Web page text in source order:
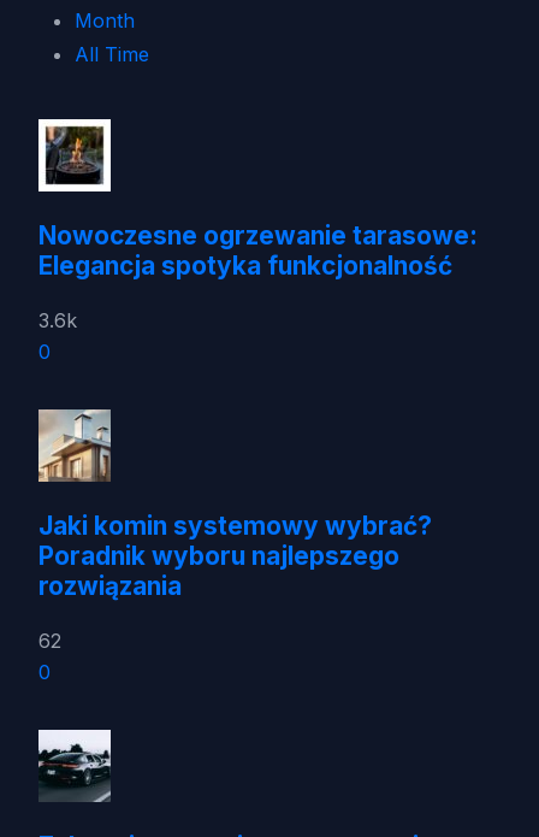
Month
All Time
Nowoczesne ogrzewanie tarasowe:
Elegancja spotyka funkcjonalność
3.6k
0
Jaki komin systemowy wybrać?
Poradnik wyboru najlepszego
rozwiązania
62
0